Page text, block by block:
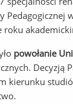
roku
powołanie
Decyzją
kierunku